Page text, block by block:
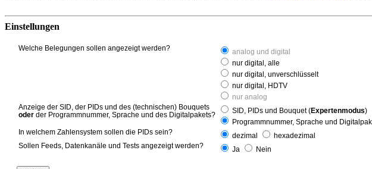
Einstellungen
Welche Belegungen sollen angezeigt werden?
analog und digital
nur digital, alle
nur digital, unverschlüsselt
nur digital, HDTV
nur analog
Anzeige der SID, der PIDs und des (technischen) Bouquets
oder der Programmnummer, Sprache und des Digitalpakets? SID, PIDs und Bouquet (Expertenmodus)
Programmnummer, Sprache und
In welchem Zahlensystem sollen die PIDs sein?
dezimal
hexadezimal
Sollen Feeds, Datenkanäle und Tests angezeigt werden?
Ja Nein